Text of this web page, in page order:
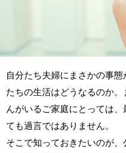
自分たち夫婦にまさかの事
たちの生活はどうなるのか
んがいるご家庭にとっては
ても過言ではありません。
そこで知っておきたいのが